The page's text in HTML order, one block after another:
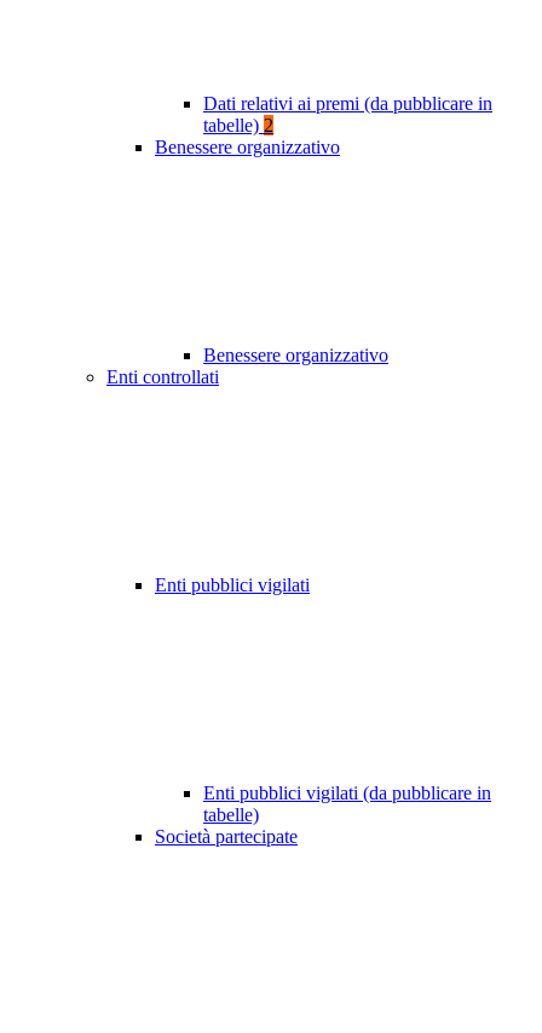
Dati relativi ai premi (da pubblicare in
tabelle) 2
Benessere organizzativo
Benessere organizzativo
Enti controllati
Enti pubblici vigilati
Enti pubblici vigilati (da pubblicare in
tabelle)
Società partecipate